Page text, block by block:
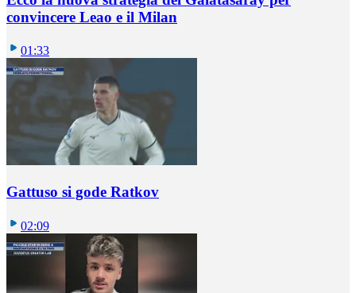
convincere Leao e il Milan
01:33
Gattuso si gode Ratkov
02:09